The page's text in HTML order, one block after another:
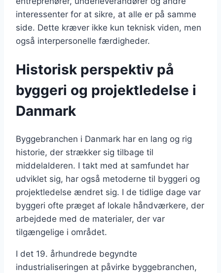
interessenter for at sikre, at alle er på samme
side. Dette kræver ikke kun teknisk viden, men
også interpersonelle færdigheder.
Historisk perspektiv på
byggeri og projektledelse i
Danmark
Byggebranchen i Danmark har en lang og rig
historie, der strækker sig tilbage til
middelalderen. I takt med at samfundet har
udviklet sig, har også metoderne til byggeri og
projektledelse ændret sig. I de tidlige dage var
byggeri ofte præget af lokale håndværkere, der
arbejdede med de materialer, der var
tilgængelige i området.
I det 19. århundrede begyndte
industrialiseringen at påvirke byggebranchen,